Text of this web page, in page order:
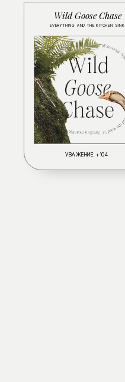
Wild Goose Chase
EVERYTHING AND THE KITCHEN SINK
УВАЖЕНИЕ: +104